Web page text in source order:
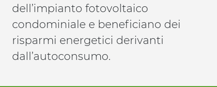
dell’impianto fotovoltaico
condominiale e beneficiano dei
risparmi energetici derivanti
dall’autoconsumo.